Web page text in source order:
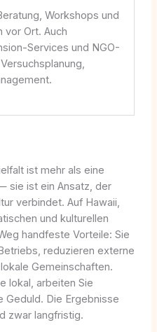
Workshops und
vor Ort. Auch
Services und NGO-
ist mehr als eine
sie ist ein Ansatz, der
verbindet. Auf Hawaii,
und kulturellen
handfeste Vorteile: Sie
reduzieren externe
Gemeinschaften.
lokal, arbeiten Sie
Geduld. Die Ergebnisse
zwar langfristig.